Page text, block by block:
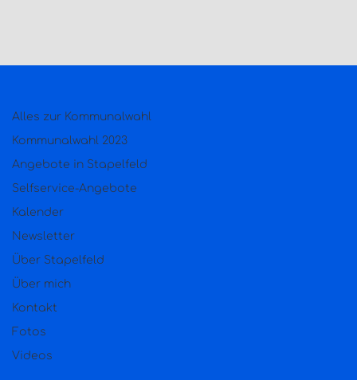
Alles zur Kommunalwahl
Kommunalwahl 2023
Angebote in Stapelfeld
Selfservice-Angebote
Kalender
Newsletter
Über Stapelfeld
Über mich
Kontakt
Fotos
Videos